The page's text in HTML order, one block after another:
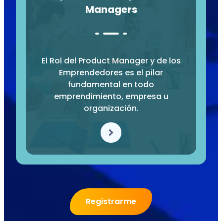
Managers
El Rol del Product Manager y de los
Emprendedores es el pilar
fundamental en todo
emprendimiento, empresa u
organización.
Registrarme